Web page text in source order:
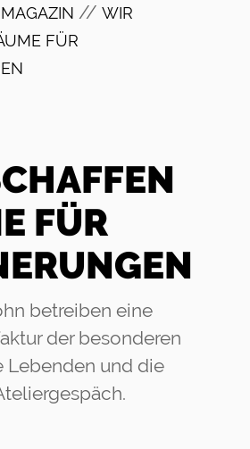
MAGAZIN // WIR
FÜR
FÜR
betreiben eine
der besonderen
Lebenden und die